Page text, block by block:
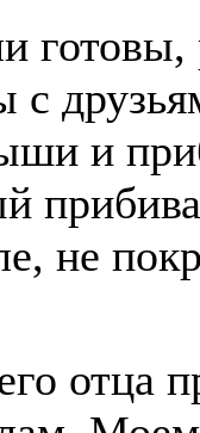
готовы,
с
и
не
отца